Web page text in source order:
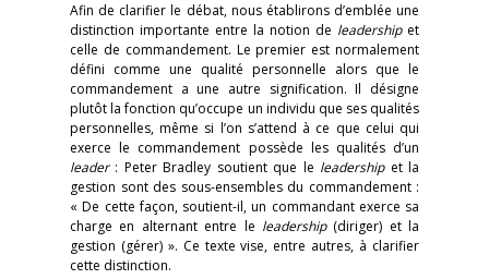
Afin de clarifier le débat, nous établirons d’emblée une
distinction importante entre la notion de leadershipet
celle de commandement. Le premier est normalement
défini comme une qualité personnelle alors que le
commandement a une autre signification. Il désigne
plutôt la fonction qu’occupe un individu que ses qualités
personnelles, même si l’on s’attend à ce que celui qui
exerce le commandement possède les qualités d’un
leader: Peter Bradley soutient que le leadershipet la
gestion sont des sous-ensembles du commandement :
« De cette façon, soutient-il, un commandant exerce sa
charge en alternant entre le leadership(diriger) et la
gestion (gérer) ». Ce texte vise, entre autres, à clarifier
cette distinction.